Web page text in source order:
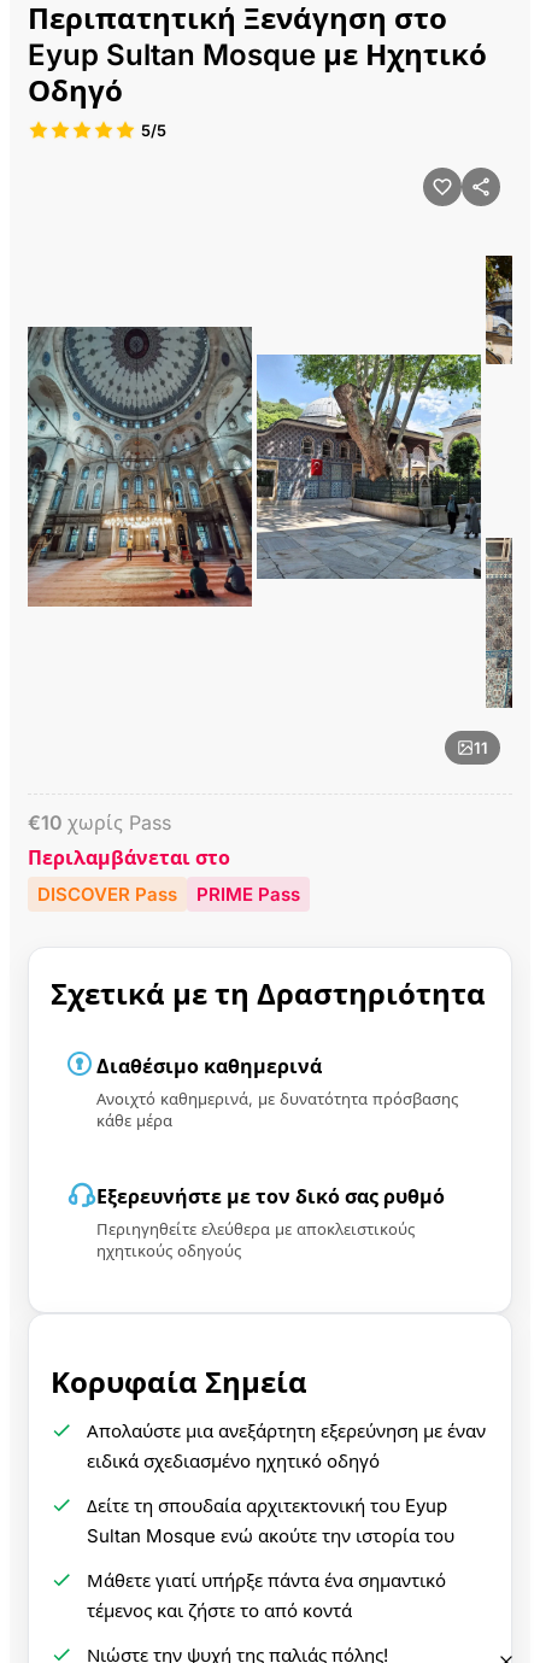
11
Περιπατητική Ξενάγηση στο
Eyup Sultan Mosque με Ηχητικό
Οδηγό
5/5
€10 χωρίς Pass
Περιλαμβάνεται στο
DISCOVER Pass PRIME Pass
Σχετικά με τη Δραστηριότητα
Διαθέσιμο καθημερινά
Ανοιχτό καθημερινά, με δυνατότητα πρόσβασης
κάθε μέρα
Εξερευνήστε με τον δικό σας ρυθμό
Περιηγηθείτε ελεύθερα με αποκλειστικούς
ηχητικούς οδηγούς
Κορυφαία Σημεία
Απολαύστε μια ανεξάρτητη εξερεύνηση με έναν
ειδικά σχεδιασμένο ηχητικό οδηγό
Δείτε τη σπουδαία αρχιτεκτονική του Eyup
Sultan Mosque ενώ ακούτε την ιστορία του
Μάθετε γιατί υπήρξε πάντα ένα σημαντικό
τέμενος και ζήστε το από κοντά
Νιώστε την ψυχή της παλιάς πόλης!